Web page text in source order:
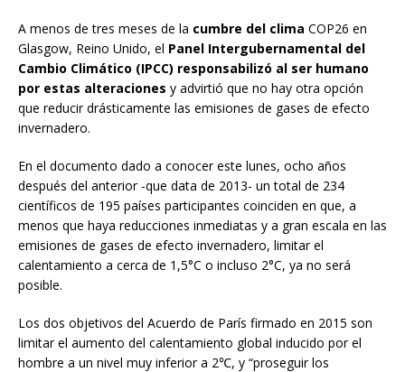
A menos de tres meses de la cumbre del clima COP26 en
Glasgow, Reino Unido, el Panel Intergubernamental del
Cambio Climático (IPCC) responsabilizó al ser humano
por estas alteraciones y advirtió que no hay otra opción
que reducir drásticamente las emisiones de gases de efecto
invernadero.
En el documento dado a conocer este lunes, ocho años
después del anterior -que data de 2013- un total de 234
científicos de 195 países participantes coinciden en que, a
menos que haya reducciones inmediatas y a gran escala en las
emisiones de gases de efecto invernadero, limitar el
calentamiento a cerca de 1,5°C o incluso 2°C, ya no será
posible.
Los dos objetivos del Acuerdo de París firmado en 2015 son
limitar el aumento del calentamiento global inducido por el
hombre a un nivel muy inferior a 2℃, y “proseguir los